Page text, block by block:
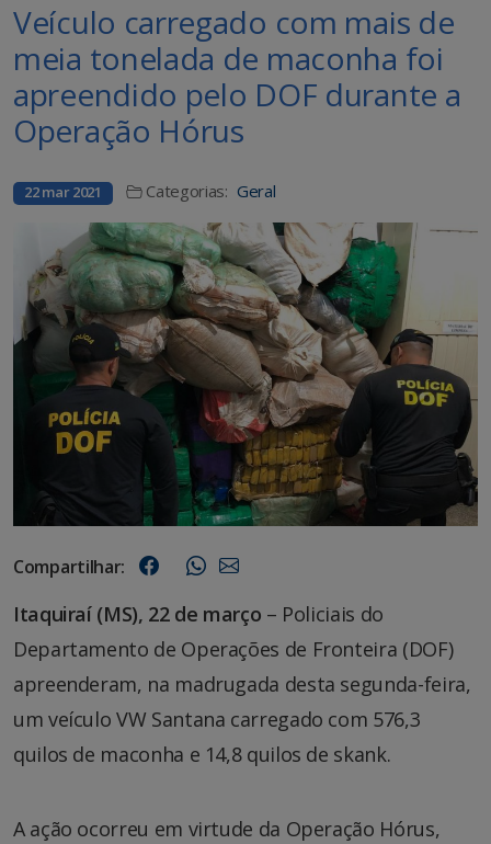
Veículo carregado com mais de
meia tonelada de maconha foi
apreendido pelo DOF durante a
Operação Hórus
22 mar 2021 Categorias: Geral
Compartilhar:
Itaquiraí (MS), 22 de março – Policiais do
Departamento de Operações de Fronteira (DOF)
apreenderam, na madrugada desta segunda-feira,
um veículo VW Santana carregado com 576,3
quilos de maconha e 14,8 quilos de skank.
A ação ocorreu em virtude da Operação Hórus,